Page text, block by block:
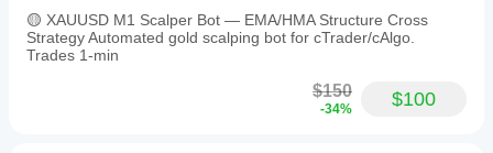
🟡 XAUUSD M1 Scalper Bot — EMA/HMA Structure Cross
Strategy Automated gold scalping bot for cTrader/cAlgo.
Trades 1-min
$150
-34% $100